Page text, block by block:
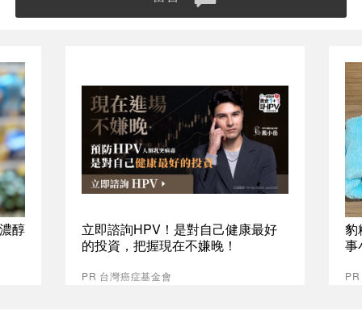
醇
立即諮詢HPV！是對自己健康最好
的投資，把握現在不嫌晚！
PR 台灣癌症基金會
豹
事